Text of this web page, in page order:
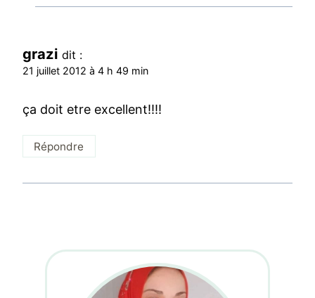
grazi dit :
21 juillet 2012 à 4 h 49 min
ça doit etre excellent!!!!
Répondre